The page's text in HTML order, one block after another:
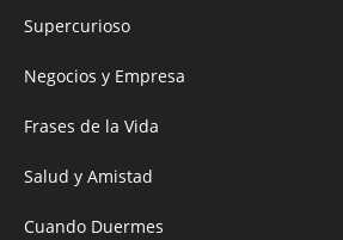
Supercurioso
Negocios y Empresa
Frases de la Vida
Salud y Amistad
Cuando Duermes